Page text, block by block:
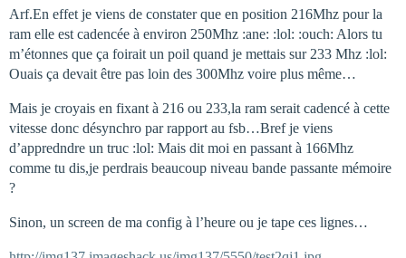
Arf.En effet je viens de constater que en position 216Mhz pour la
ram elle est cadencée à environ 250Mhz :ane: :lol: :ouch: Alors tu
m’étonnes que ça foirait un poil quand je mettais sur 233 Mhz :lol:
Ouais ça devait être pas loin des 300Mhz voire plus même…
Mais je croyais en fixant à 216 ou 233,la ram serait cadencé à cette
vitesse donc désynchro par rapport au fsb…Bref je viens
d’appredndre un truc :lol: Mais dit moi en passant à 166Mhz
comme tu dis,je perdrais beaucoup niveau bande passante mémoire
?
Sinon, un screen de ma config à l’heure ou je tape ces lignes…